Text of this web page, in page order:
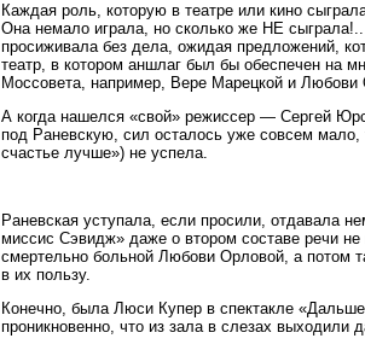
Каждая роль, которую в театре или кино
Она немало играла, но сколько же НЕ
просиживала без дела, ожидая предложений,
театр, в котором аншлаг был бы обеспечен на
Моссовета, например, Вере Марецкой и Любови
А когда нашелся «свой» режиссер — Сергей
под Раневскую, сил осталось уже совсем
счастье лучше») не успела.
Раневская уступала, если просили, отдавала
миссис Сэвидж» даже о втором составе речи
смертельно больной Любови Орловой, а потом
в их пользу.
Конечно, была Люси Купер в спектакле
проникновенно, что из зала в слезах